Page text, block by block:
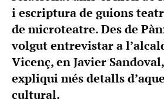
i escriptura de guions
de microteatre. Des de
volgut entrevistar a
Vicenç, en Javier
expliqui més detalls
cultural.